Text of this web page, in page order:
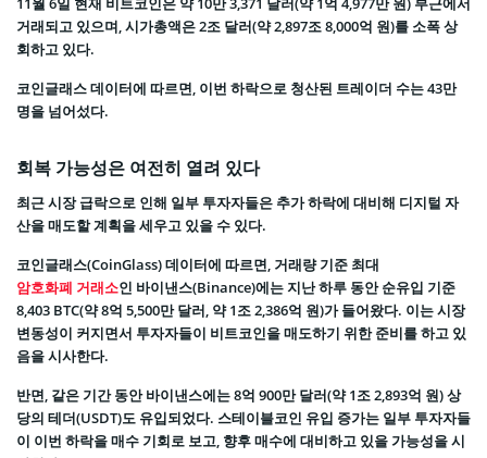
거래되고 있으며, 시가총액은 2조 달러(약 2,897조 8,000억 원)를 소폭 상
회하고 있다.
코인글래스 데이터에 따르면, 이번 하락으로 청산된 트레이더 수는 43만
명을 넘어섰다.
회복 가능성은 여전히 열려 있다
최근 시장 급락으로 인해 일부 투자자들은 추가 하락에 대비해 디지털 자
산을 매도할 계획을 세우고 있을 수 있다.
코인글래스(CoinGlass) 데이터에 따르면, 거래량 기준 최대
암호화폐 거래소인 바이낸스(Binance)에는 지난 하루 동안 순유입 기준
8,403 BTC(약 8억 5,500만 달러, 약 1조 2,386억 원)가 들어왔다. 이는 시장
변동성이 커지면서 투자자들이 비트코인을 매도하기 위한 준비를 하고 있
음을 시사한다.
반면, 같은 기간 동안 바이낸스에는 8억 900만 달러(약 1조 2,893억 원) 상
당의 테더(USDT)도 유입되었다. 스테이블코인 유입 증가는 일부 투자자들
이 이번 하락을 매수 기회로 보고, 향후 매수에 대비하고 있을 가능성을 시